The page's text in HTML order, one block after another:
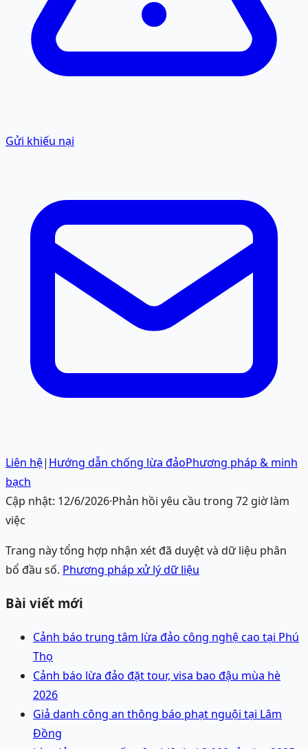
Gửi khiếu nại
Liên hệ| Hướng dẫn chống lừa đảoPhương pháp & minh
bạch
Cập nhật: 12/6/2026·Phản hồi yêu cầu trong 72 giờ làm
việc
Trang này tổng hợp nhận xét đã duyệt và dữ liệu phân
bổ đầu số. Phương pháp xử lý dữ liệu
Bài viết mới
Cảnh báo trung tâm lừa đảo công nghệ cao tại Phú
Thọ
Cảnh báo lừa đảo đặt tour, visa bao đậu mùa hè
2026
Giả danh công an thông báo phạt nguội tại Lâm
Đồng